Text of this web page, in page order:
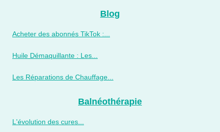
Blog
Acheter des abonnés TikTok :...
Huile Démaquillante : Les...
Les Réparations de Chauffage...
Balnéothérapie
L'évolution des cures...